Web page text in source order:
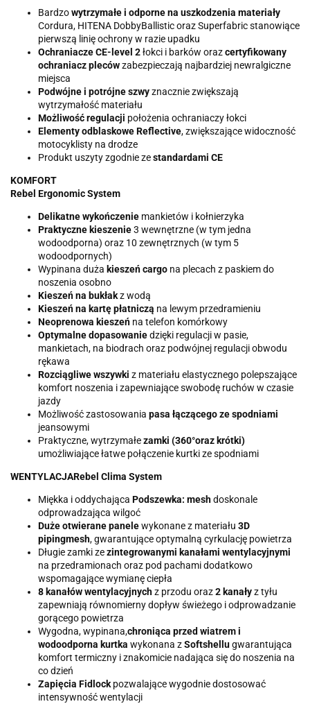
Bardzowytrzymałe i odporne na uszkodzenia materiały
Cordura, HITENA DobbyBallistic oraz Superfabric stanowiące
pierwszą linię ochrony w razie upadku
Ochraniacze CE-level 2łokci i barków orazcertyfikowany
ochraniacz plecówzabezpieczają najbardziej newralgiczne
miejsca
Podwójne i potrójne szwyznacznie zwiększają
wytrzymałość materiału
Możliwość regulacji położenia ochraniaczy łokci
Elementy odblaskowe Reflective, zwiększające widoczność
motocyklisty na drodze
Produkt uszyty zgodnie zestandardami CE
KOMFORT
Rebel Ergonomic System
Delikatne wykończenie mankietów i kołnierzyka
Praktyczne kieszenie3 wewnętrzne (w tym jedna
wodoodporna) oraz 10 zewnętrznych (w tym 5
wodoodpornych)
Wypinana duża kieszeń cargo na plecach z paskiem do
noszenia osobno
Kieszeń na bukłakz wodą
Kieszeń na kartę płatniczą na lewym przedramieniu
Neoprenowa kieszeń na telefon komórkowy
Optymalne dopasowaniedzięki regulacji w pasie,
mankietach, na biodrach oraz podwójnej regulacji obwodu
rękawa
Rozciągliwe wszywki z materiału elastycznego polepszające
komfort noszenia i zapewniające swobodę ruchów w czasie
jazdy
Możliwość zastosowania pasa łączącego ze spodniami
jeansowymi
Praktyczne, wytrzymałezamki (360°oraz krótki)
umożliwiające łatwe połączenie kurtki ze spodniami
WENTYLACJARebel Clima System
Miękka i oddychająca Podszewka: meshdoskonale
odprowadzająca wilgoć
Duże otwierane panelewykonane z materiału 3D
pipingmesh, gwarantujące optymalną cyrkulację powietrza
Długie zamki zezintegrowanymi kanałami wentylacyjnymi
na przedramionach oraz pod pachami dodatkowo
wspomagające wymianę ciepła
8 kanałów wentylacyjnychz przodu oraz2 kanałyz tyłu
zapewniają równomierny dopływ świeżego i odprowadzanie
gorącego powietrza
Wygodna, wypinana,chroniąca przed wiatrem i
wodoodporna kurtka wykonana zSoftshellugwarantująca
komfort termiczny i znakomicie nadająca się do noszenia na
co dzień
Zapięcia Fidlock pozwalające wygodnie dostosować
intensywność wentylacji